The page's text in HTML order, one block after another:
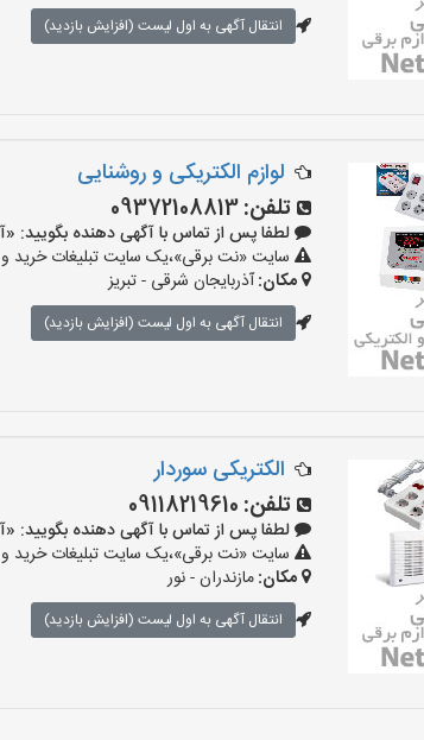
انتقال آگهی به اول لیست (افزایش بازدید)
لوازم الکتریکی و روشنایی
تلفن:09372108813
لطفا پس از تماس با آگهی دهنده بگویید: «آگهی
سایت «نت برقی»،یک سایت تبلیغات خرید
مکان:آذربایجان شرقی - تبریز
انتقال آگهی به اول لیست (افزایش بازدید)
الکتریکی سوردار
تلفن: 09118219610
لطفا پس از تماس با آگهی دهنده بگویید: «آگهی
سایت «نت برقی»،یک سایت تبلیغات خرید
مکان:مازندران - نور
انتقال آگهی به اول لیست (افزایش بازدید)